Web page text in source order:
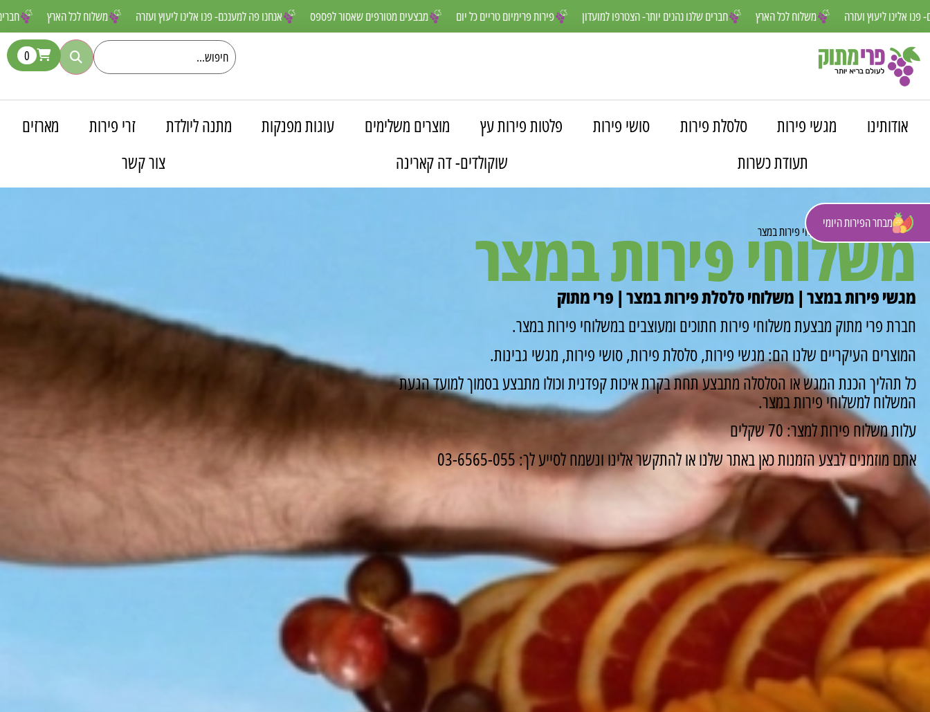
משלוח לכל אנחנו פה למענכם- פנו אלינו ליעוץ ועזרה מבצעים מטורפים שאסור לפספס פירות פרימיום טריים כל יום חברים שלנו נהנים יותר- הצטרפו למועדון משלוח לכל הארץ פה למענכם- פנו אלינו ליעוץ ועזרה
מבחר הפירות היומי
0
אודותינו מגשי פירות סלסלת פירות סושי פירות פלטות פירות עץ מוצרים משלימים עוגות מפנקות מתנה ליולדת זרי פירות
מארזים
תעודת כשרות
שוקולדים- דה קארינה צור קשר
פרי מתוק» משלוחים»משלוחי פירות במצר
משלוחי פירות במצר
מגשי פירות במצר | משלוחי סלסלת פירות במצר | פרי מתוק
חברת פרי מתוק מבצעת משלוחי פירות חתוכים ומעוצבים במשלוחי פירות במצר.
המוצרים העיקריים שלנו הם: מגשי פירות, סלסלת פירות, סושי פירות, מגשי גבינות.
כל תהליך הכנת המגש או הסלסלה מתבצע תחת בקרת איכות קפדנית וכולו מתבצע בסמוך למועד הגעת
המשלוח למשלוחי פירות במצר.
עלות משלוח פירות למצר: 70 שקלים
אתם מוזמנים לבצע הזמנות כאן באתר שלנו או להתקשר אלינו ונשמח לסייע לך: 03-6565-055